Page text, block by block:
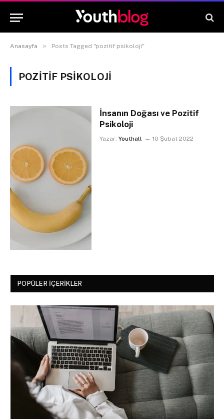
Anasayfa » Posts Tagged "pozitif psikoloji"
POZITIF PSIKOLOJI
İnsanın Doğası ve Pozitif
Psikoloji
Yazar: Youthall 10 Şubat 2022
POPÜLER İÇERIKLER